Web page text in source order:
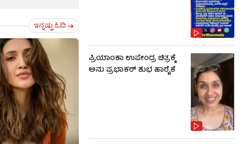
ಇನ್ನಷ್ಟು ಓದಿ
ಪ್ರಿಯಾಂಕಾ ಉಪೇಂದ್ರ ಚಿತ್ರಕ್ಕೆ
ಅನು ಪ್ರಭಾಕರ್ ಶುಭ ಹಾರೈಕೆ